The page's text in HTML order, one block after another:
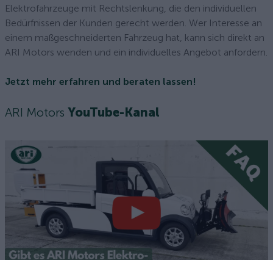
Elektrofahrzeuge mit Rechtslenkung, die den individuellen
Bedürfnissen der Kunden gerecht werden. Wer Interesse an
einem maßgeschneiderten Fahrzeug hat, kann sich direkt an
ARI Motors wenden und ein individuelles Angebot anfordern.
Jetzt mehr erfahren und beraten lassen!
ARI Motors YouTube-Kanal